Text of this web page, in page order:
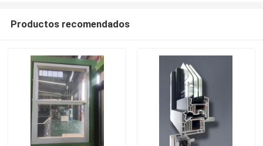
Productos recomendados